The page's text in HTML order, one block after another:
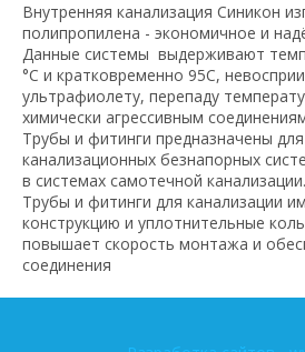
Внутренняя канализация Синикон
полипропилена - экономичное и
Данные системы выдерживают
°С и кратковременно 95С,
ультрафиолету, перепаду
химически агрессивным
Трубы и фитинги предназначены
канализационных безнапорных
в системах самотечной канализации.
Трубы и фитинги для канализации
конструкцию и уплотнительные
повышает скорость монтажа и
соединения